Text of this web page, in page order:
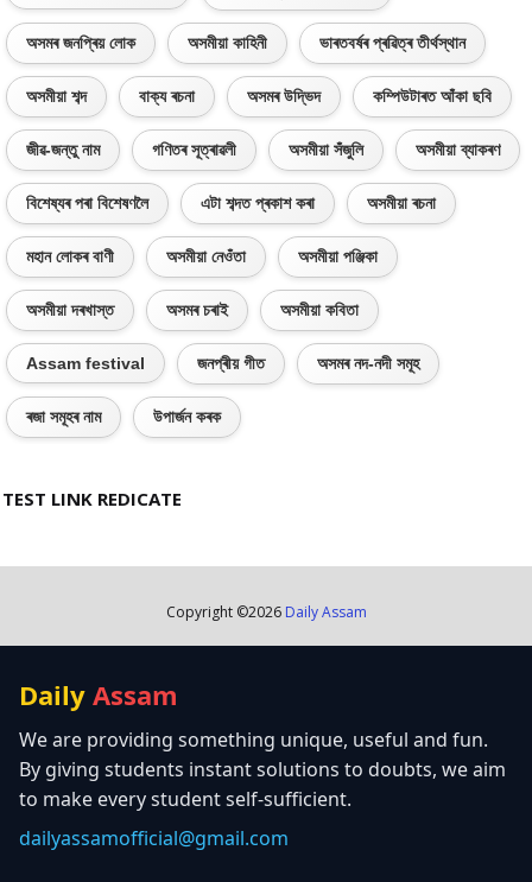
অসমৰ জনপ্ৰিয় লোক অসমীয়া কাহিনী ভাৰতবৰ্ষৰ প্ৰৱিত্ৰ তীৰ্থস্থান
অসমীয়া শব্দ বাক্য ৰচনা অসমৰ উদ্ভিদ কম্পিউটাৰত আঁকা ছবি
জীৱ-জন্তু নাম গণিতৰ সূত্ৰাৱলী অসমীয়া সঁজুলি অসমীয়া ব্যাকৰণ
বিশেষ্যৰ পৰা বিশেষণলৈ এটা শব্দত প্ৰকাশ কৰা অসমীয়া ৰচনা
মহান লোকৰ বাণী অসমীয়া নেওঁতা অসমীয়া পঞ্জিকা
অসমীয়া দৰখাস্ত অসমৰ চৰাই অসমীয়া কবিতা
Assam festival জনপ্ৰীয় গীত অসমৰ নদ-নদী সমূহ
ৰজা সমূহৰ নাম উপাৰ্জন কৰক
TEST LINK REDICATE
Copyright ©2026 Daily Assam
Daily Assam
We are providing something unique, useful and fun.
By giving students instant solutions to doubts, we aim
to make every student self-sufficient.
dailyassamofficial@gmail.com